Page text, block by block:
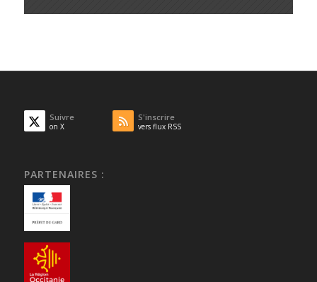
Suivre
on X
S'inscrire
vers flux RSS
PARTENAIRES :